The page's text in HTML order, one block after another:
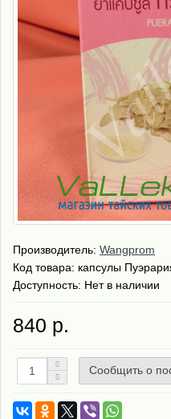
Производитель: Wangprom
Код товара: капсулы
Доступность: Нет в наличии
840 р.
Сообщить о